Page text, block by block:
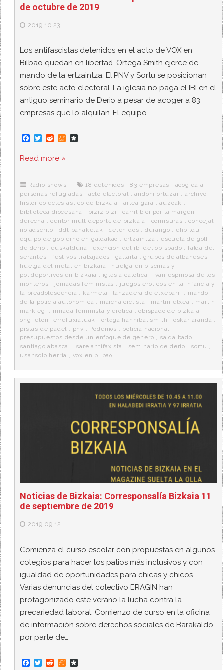
de octubre de 2019
2019.10.23
Los antifascistas detenidos en el acto de VOX en
Bilbao quedan en libertad. Ortega Smith ejerce de
mando de la ertzaintza. El PNV y Sortu se posicionan
sobre este acto electoral. La iglesia no paga el IBI en el
antiguo seminario de Derio a pesar de acoger a 83
empresas que lo alquilan. El equipo…
F
e
o
k
T
t
r
R
d
M
e
r
a
Read more »
Radio shows 18 detenidos ,83 empresas , acogida a
personas refugiadas , acto electoral ,andoni ortuzar ,archivo
historico eclesiastico de bizkaia ,artea gara ,auzoak ,
biblioteca diocesana , biziz bizi ,carril bici por la margen
derecha ,centor multideporte de bizkaia , comisuras ,concejal
no adscrito ,ddt banaketak ,detenidos , durango , ehbildu ,
equipo de gobierno en galdakao , ertzaintza ,escuela de golf
de derio ,euskalduna ,exencion del ibi del obispado ,falda del
serantes ,festivos trabajados , gallarta ,grupos de albaneses ,
huelga del metal en bizkaia , huelga en piscinas y
polideportivos en bizkaia , iglesia catolica , ivan espinosa de los
monteros , jornadas feministas , juegos eroticos en la infancia y
la preadolescencia , karmela , lanzadera de etxebarri , mando
de la policia autonomica , marcha ciclista , martin etxea , martin
markiegi , mirada feminista y erotica ,obispado de bizkaia ,
ongi etorri errefuxiatuak , ortega hannibal smith , oskar aranda ,
pistas de padel , pnv , Podemos , policia nacional ,
presupuestos desde un enfoque de genero , salda bado ,
santiago abascal , sare antifaxista , seminario de derio , sortu ,
usansolo herria , vox en bilbao
Noticias de Bizkaia: Corresponsalía Bizkaia 11
de septiembre de 2019
2019.09.12
Comienza el curso escolar con propuestas en algunos
colegios para hacer los patios más inclusivos y con
igualdad de oportunidades para chicas y chicos.
Varias denuncias del colectivo ERAGIN han
protagonizado este verano la lucha contra la
precariedad laboral. Comienzo de curso en la oficina
de información sobre derechos sociales de Barakaldo
por parte de…
F
T
R
M